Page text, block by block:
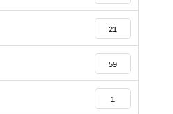
21
59
1